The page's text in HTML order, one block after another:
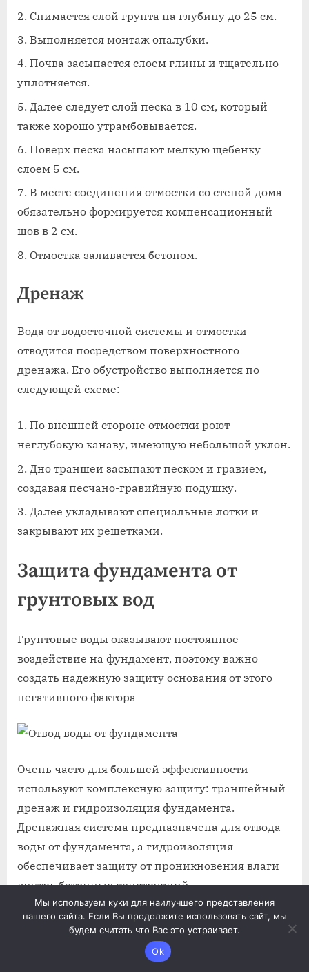
Снимается слой грунта на глубину до 25 см.
Выполняется монтаж опалубки.
Почва засыпается слоем глины и тщательно
уплотняется.
Далее следует слой песка в 10 см, который
также хорошо утрамбовывается.
Поверх песка насыпают мелкую щебенку
слоем 5 см.
В месте соединения отмостки со стеной дома
обязательно формируется компенсационный
шов в 2 см.
Отмостка заливается бетоном.
Дренаж
Вода от водосточной системы и отмостки
отводится посредством поверхностного
дренажа. Его обустройство выполняется по
следующей схеме:
По внешней стороне отмостки роют
неглубокую канаву, имеющую небольшой уклон.
Дно траншеи засыпают песком и гравием,
создавая песчано-гравийную подушку.
Далее укладывают специальные лотки и
закрывают их решетками.
Защита фундамента от
грунтовых вод
Грунтовые воды оказывают постоянное
воздействие на фундамент, поэтому важно
создать надежную защиту основания от этого
негативного фактора
Очень часто для большей эффективности
используют комплексную защиту: траншейный
дренаж и гидроизоляция фундамента.
Дренажная система предназначена для отвода
воды от фундамента, а гидроизоляция
обеспечивает защиту от проникновения влаги
внутрь бетонных конструкций.
Траншейный дренаж
Дренажная система может быть открытой или
Мы используем куки для наилучшего представления
нашего сайта. Если Вы продолжите использовать сайт, мы
будем считать что Вас это устраивает.
Ok